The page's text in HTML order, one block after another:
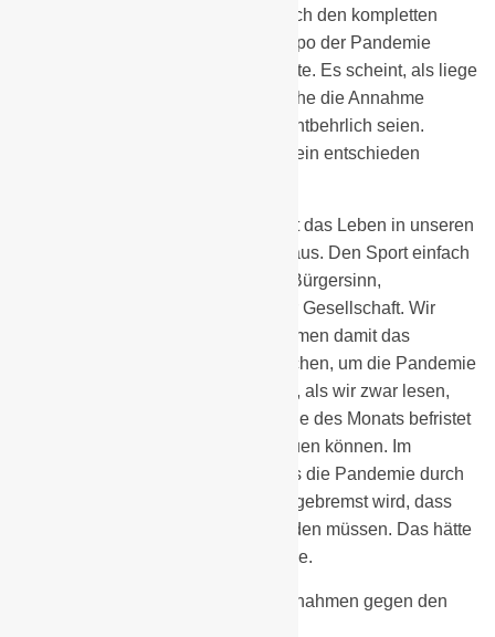
ist für uns nicht ersichtlich, dass durch den kompletten
Lockdown dieser Bereiche das Tempo der Pandemie
ausreichend gebremst werden könnte. Es scheint, als liege
der Auswahl der Schließungsbereiche die Annahme
zugrunde, dass diese am ehesten entbehrlich seien.
Dieser Auffassung treten wir als Verein entschieden
Für viele Menschen macht der Sport das Leben in unseren
Dörfern und Städten im wesentlich aus. Den Sport einfach
abzuschalten, gefährdet auf Dauer Bürgersinn,
Zusammenhalt und Lebensgeist der Gesellschaft. Wir
sehen die Gefahr, dass die Maßnahmen damit das
gefährden, was wir zuallererst brauchen, um die Pandemie
durchzustehen. Das gilt um so mehr, als wir zwar lesen,
dass die Schließungen bis zum Ende des Monats befristet
sein sollen, darauf aber nicht vertrauen können. Im
Gegenteil. Es ist zu befürchten, dass die Pandemie durch
diese sektoralen Eingriffe so wenig gebremst wird, dass
sie bis zum Frühjahr verlängert werden müssen. Das hätte
gravierende Strukturbrüche zur Folge.
Beenden Sie umgehend diese Maßnahmen gegen den